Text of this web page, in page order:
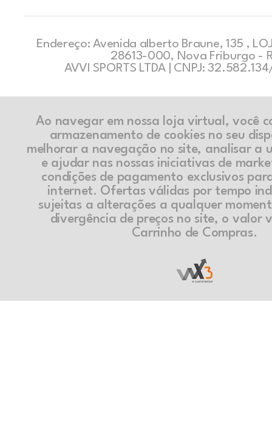
Endereço: Avenida alberto Braune, 135 ,
28613-000, Nova Friburgo -
AVVI SPORTS LTDA | CNPJ:
Ao navegar em nossa loja virtual, você
armazenamento de cookies no seu
melhorar a navegação no site, analisar a
e ajudar nas nossas iniciativas de
condições de pagamento exclusivos
internet. Ofertas válidas por tempo
sujeitas a alterações a qualquer
divergência de preços no site, o valor
Carrinho de Compras.